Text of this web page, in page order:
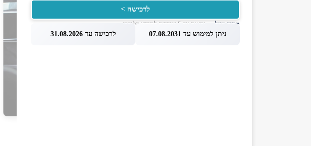
לרכישה >
מחיר מוזל— זכאות עד 5 שוברים לחודש קלנדרי
ניתן למימוש עד 07.08.2031
לרכישה עד 31.08.2026